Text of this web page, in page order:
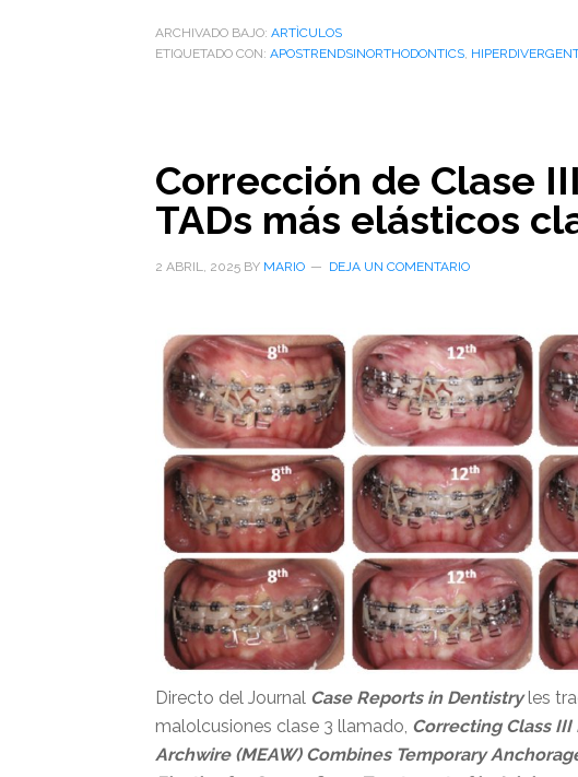
ARCHIVADO BAJO: ARTÌCULOS
ETIQUETADO CON: APOSTRENDSINORTHODONTICS,
Corrección de Clase
TADs más elásticos
2 ABRIL, 2025 BY MARIO DEJA UN COMENTARIO
Directo del Journal Case Reports in Dentistryles
malolcusiones clase 3 llamado, Correcting Class
Archwire (MEAW) Combines Temporary